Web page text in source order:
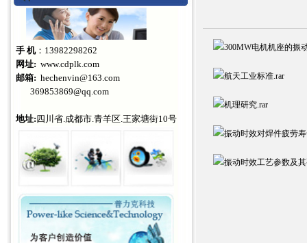
手 机：13982298262
网址: www.cdplk.com
邮箱: hechenvin@163.com
369853869@qq.com
地址:四川省.成都市.青羊区.王家塘街10号
300MW电机机座的振
航天工业标准.rar
机理研究.rar
振动时效对焊件疲劳
振动时效工艺参数及